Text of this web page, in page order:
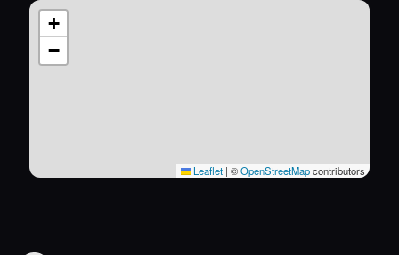
+
−
Leaflet | ©OpenStreetMapcontributors